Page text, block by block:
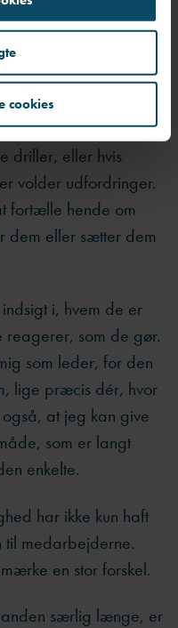
cookies
afgørende i
oplever Annika
Nu kan hun bedre
er bøvl på
driller, eller hvis
volder udfordringer.
fortælle hende om
dem eller sætter dem
i, hvem de er
reagerer, som de gør.
som leder, for den
lige præcis dér, hvor
at jeg kan give
som er langt
enkelte.
har ikke kun haft
til medarbejderne.
en stor forskel.
særlig længe, er